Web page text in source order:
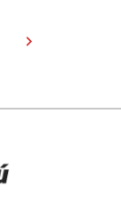
chevron_right